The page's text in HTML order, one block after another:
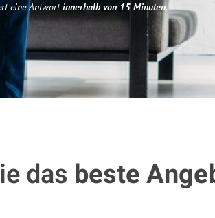
eine Antwortinnerhalb von 15 Minuten.
das beste